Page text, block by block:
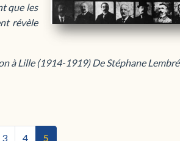
que les
révèle
à Lille (1914-1919) De Stéphane Lembré
3 4 5